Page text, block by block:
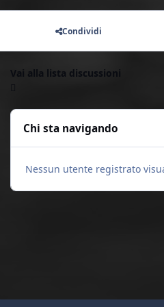
Condividi
Vai alla lista discussioni
Chi sta navigando
Nessun utente registrato